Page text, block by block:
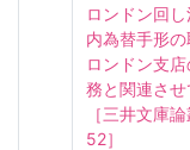
ロンドン回
内為替手形
ロンドン支
務と関連さ
［三井文庫
52］